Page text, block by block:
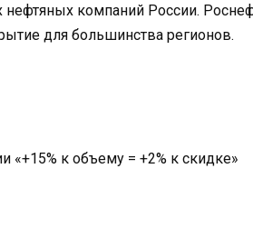
нефтяных компаний России.
для большинства регионов.
«+15% к объему = +2% к скидке»